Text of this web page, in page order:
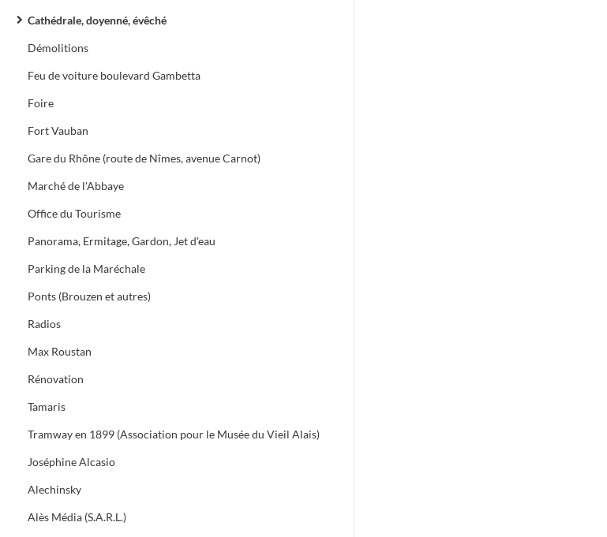
Cathédrale, doyenné, évêché
Démolitions
Feu de voiture boulevard Gambetta
Foire
Fort Vauban
Gare du Rhône (route de Nîmes, avenue Carnot)
Marché de l'Abbaye
Office du Tourisme
Panorama, Ermitage, Gardon, Jet d'eau
Parking de la Maréchale
Ponts (Brouzen et autres)
Radios
Max Roustan
Rénovation
Tamaris
Tramway en 1899 (Association pour le Musée du Vieil Alais)
Joséphine Alcasio
Alechinsky
Alès Média (S.A.R.L.)